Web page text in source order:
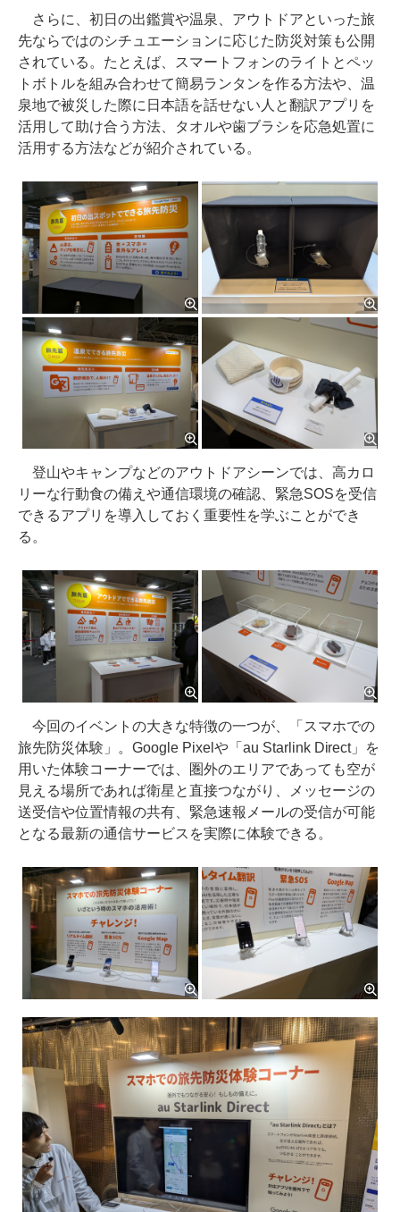
さらに、初日の出鑑賞や温泉、アウトドアといった旅
先ならではのシチュエーションに応じた防災対策も公開
されている。たとえば、スマートフォンのライトとペッ
トボトルを組み合わせて簡易ランタンを作る方法や、温
泉地で被災した際に日本語を話せない人と翻訳アプリを
活用して助け合う方法、タオルや歯ブラシを応急処置に
活用する方法などが紹介されている。
登山やキャンプなどのアウトドアシーンでは、高カロ
リーな行動食の備えや通信環境の確認、緊急SOSを受信
できるアプリを導入しておく重要性を学ぶことができ
る。
今回のイベントの大きな特徴の一つが、「スマホでの
旅先防災体験」。Google Pixelや「au Starlink Direct」を
用いた体験コーナーでは、圏外のエリアであっても空が
見える場所であれば衛星と直接つながり、メッセージの
送受信や位置情報の共有、緊急速報メールの受信が可能
となる最新の通信サービスを実際に体験できる。